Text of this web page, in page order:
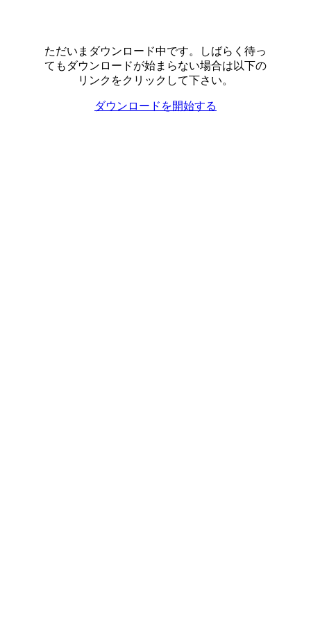
ただいまダウンロード中です。しばらく待っ
てもダウンロードが始まらない場合は以下の
リンクをクリックして下さい。
ダウンロードを開始する